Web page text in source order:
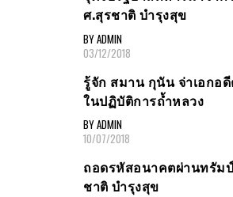
ศ.สุรชาติ บำรุงสุข
BY ADMIN
03/12/2018
รู้จัก สมาน กุนัน จ่าเอกอ
ในปฏิบัติการถ้ำหลวง
BY ADMIN
10/07/2018
ถอดรหัสอนาคตผ่านทรัม
ชาติ บำรุงสุข